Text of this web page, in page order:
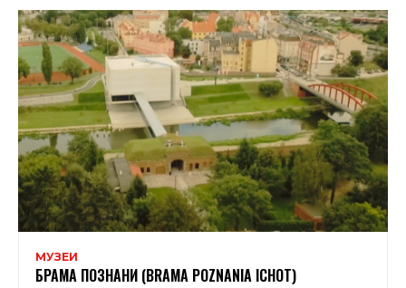
МУЗЕИ
БРАМА ПОЗНАНИ (BRAMA POZNANIA ICHOT)